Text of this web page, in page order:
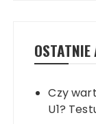
Czy
U1?